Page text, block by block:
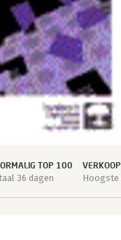
TOP 100
36 dagen
Hoogste